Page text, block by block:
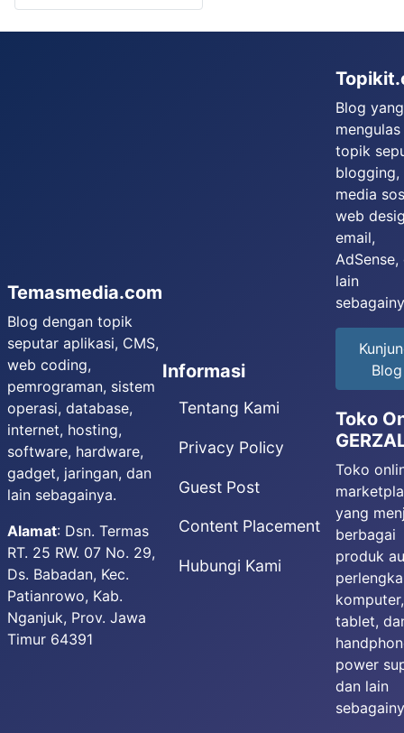
Temasmedia.com
Blog dengan topik
seputar aplikasi, CMS,
web coding,
pemrograman, sistem
operasi, database,
internet, hosting,
software, hardware,
gadget, jaringan, dan
lain sebagainya.
Alamat: Dsn. Termas
RT. 25 RW. 07 No. 29,
Ds. Babadan, Kec.
Patianrowo, Kab.
Nganjuk, Prov. Jawa
Timur 64391
Informasi
Tentang Kami
Privacy Policy
Guest Post
Content Placement
Hubungi Kami
Blog yang
mengulas
topik
blogging,
media
web
email,
AdSense,
lain
Blog
Toko
Toko
yang
berbagai
produk
komputer,
tablet,
power
dan lain